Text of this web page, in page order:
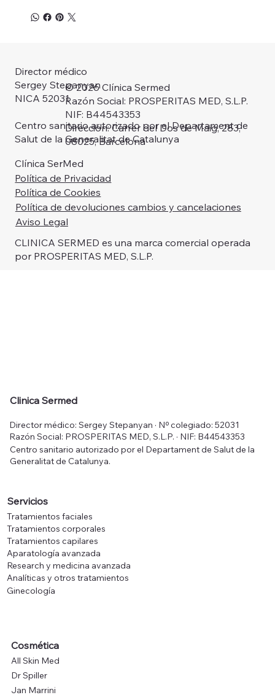
Director médico
Sergey Stepanyan
NICA 52031
Centro sanitario autorizado por el Departament de
Salut de la Generalitat de Catalunya
© 2026 Clínica Sermed
Razón Social: PROSPERITAS MED, S.L.P.
NIF: B44543353
Dirección: Carrer del Dos de Maig, 283,
08025, Barcelona
Clínica SerMed
Política de Privacidad
Aviso Legal
Política de Cookies
Política de devoluciones cambios y cancelaciones
CLINICA SERMED es una marca comercial operada
por PROSPERITAS MED, S.L.P.
Clinica Sermed
Director médico: Sergey Stepanyan · Nº colegiado: 52031
Razón Social: PROSPERITAS MED, S.L.P. · NIF: B44543353
Centro sanitario autorizado por el Departament de Salut de la
Generalitat de Catalunya.
Servicios
Tratamientos faciales
Tratamientos corporales
Tratamientos capilares
Aparatología avanzada
Research y medicina avanzada
Analíticas y otros tratamientos
Ginecología
Cosmética
All Skin Med
Dr Spiller
Jan Marrini